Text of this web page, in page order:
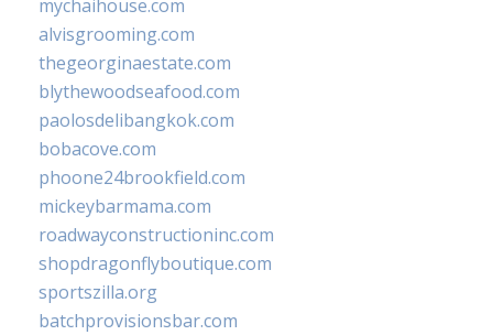
mychaihouse.com
alvisgrooming.com
thegeorginaestate.com
blythewoodseafood.com
paolosdelibangkok.com
bobacove.com
phoone24brookfield.com
mickeybarmama.com
roadwayconstructioninc.com
shopdragonflyboutique.com
sportszilla.org
batchprovisionsbar.com